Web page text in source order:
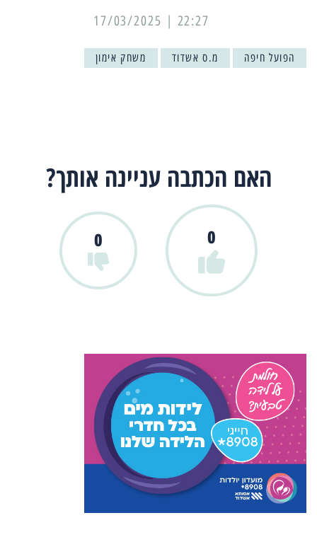
22:27 | 17/03/2025
הפועל חיפה מ.ס אשדוד משחק אימון
האם הכתבה עניינה אותך?
0
0